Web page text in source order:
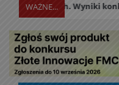
Wyniki konkursu